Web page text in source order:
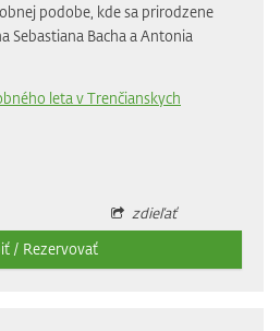
podobe, kde sa prirodzene
Sebastiana Bacha a Antonia
leta v Trenčianskych
zdieľať
/ Rezervovať